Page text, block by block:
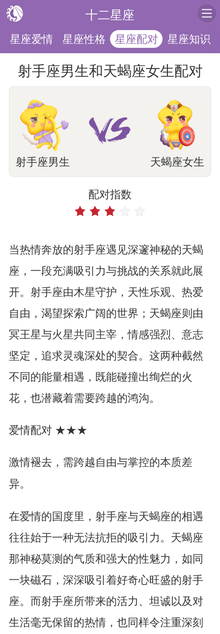
十二星座
星座爱情 星座性格 星座配对 星座知识
射手座男生和天蝎座女生配对
射手座男生 天蝎座女生
配对指数
当热情奔放的射手座遇见深邃神秘的天蝎
座，一段充满吸引力与挑战的关系就此展
开。射手座由木星守护，天性乐观、热爱
自由，渴望探索广阔的世界；天蝎座则由
冥王星与火星共同主宰，情感强烈、意志
坚定，追求灵魂深处的契合。这两种截然
不同的能量相遇，既能碰撞出绚烂的火
花，也潜藏着需要跨越的鸿沟。
爱情配对 ★★★
激情褪去，需跨越自由与掌控的本质差
异。
在爱情的国度里，射手座与天蝎座的相遇
往往始于一种无法抗拒的吸引力。天蝎座
那神秘莫测的气质和强大的性魅力，如同
一块磁石，深深吸引着好奇心旺盛的射手
座。而射手座所带来的活力、坦诚以及对
生活毫无保留的热情，也同样令注重深刻